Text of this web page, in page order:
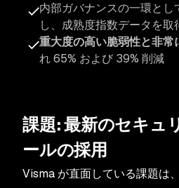
内部ガバナンスの一環とし
し、成熟度指数データを取
重大度の高い脆弱性と非常
れ 65% および 39% 削減
課題: 最新のセキュ
ールの採用
Visma が直面している課題は